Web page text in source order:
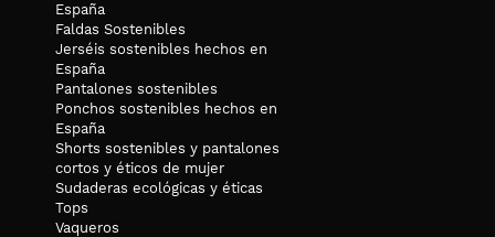
España
Faldas Sostenibles
Jerséis sostenibles hechos en
España
Pantalones sostenibles
Ponchos sostenibles hechos en
España
Shorts sostenibles y pantalones
cortos y éticos de mujer
Sudaderas ecológicas y éticas
Tops
Vaqueros